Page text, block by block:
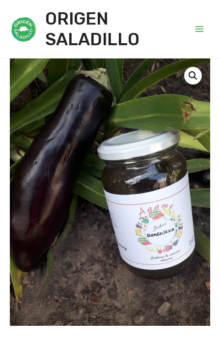
ORIGEN
SALADILLO